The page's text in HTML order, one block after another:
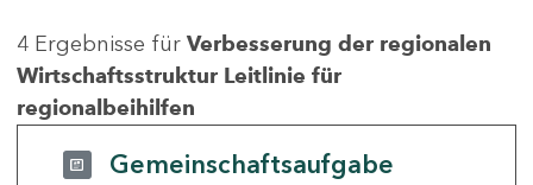
4 Ergebnisse für Verbesserung der regionalen
Wirtschaftsstruktur Leitlinie für
regionalbeihilfen
Gemeinschaftsaufgabe